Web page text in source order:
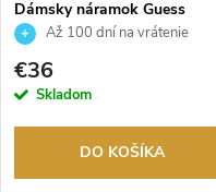
Dámsky náramok Guess
JUBB03125JWRHS
Až 100 dní na vrátenie
tovaru. Autorizovaný predajca.
€36
Skladom
DO KOŠÍKA